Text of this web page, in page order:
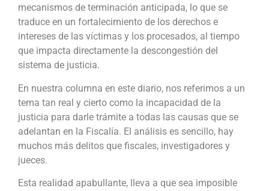
mecanismos de terminación anticipada, lo que se
traduce en un fortalecimiento de los derechos e
intereses de las víctimas y los procesados, al tiempo
que impacta directamente la descongestión del
sistema de justicia.
En nuestra columna en este diario, nos referimos a un
tema tan real y cierto como la incapacidad de la
justicia para darle trámite a todas las causas que se
adelantan en la Fiscalía. El análisis es sencillo, hay
muchos más delitos que fiscales, investigadores y
jueces.
Esta realidad apabullante, lleva a que sea imposible